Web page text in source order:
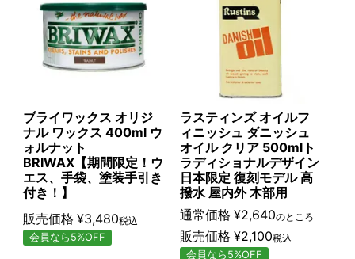
ブライワックス オリジ
ナル ワックス 400ml ウ
ォルナット
BRIWAX【期間限定！ウ
エス、手袋、塗装手引き
付き！】
販売価格 ¥3,480税込
会員なら5%OFF
ラスティンズ オイルフ
ィニッシュ ダニッシュ
オイル クリア 500mlト
ラディショナルデザイン
日本限定 復刻モデル 高
撥水 屋内外 木部用
通常価格 ¥2,640のところ
販売価格 ¥2,100税込
会員なら5%OFF